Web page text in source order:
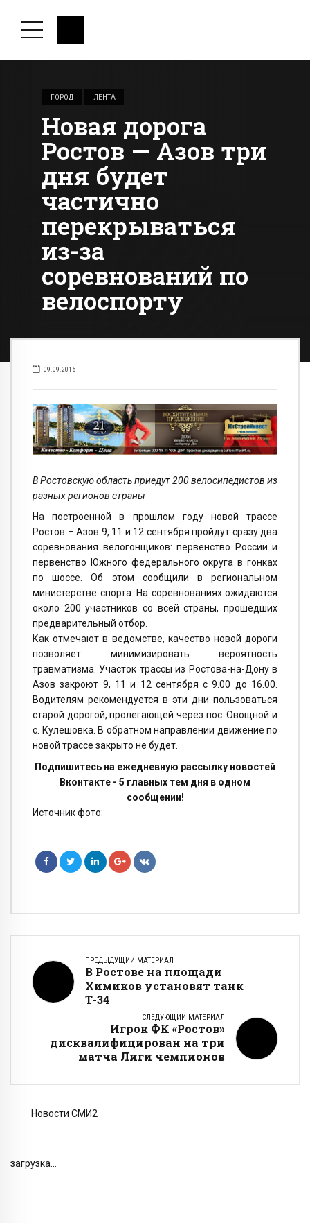
ГОРОД ЛЕНТА
Новая дорога
Ростов — Азов три
дня будет
частично
перекрываться
из-за
соревнований по
велоспорту
09.09.2016
В Ростовскую область приедут 200 велосипедистов из
разных регионов страны
На построенной в прошлом году новой трассе
Ростов – Азов 9, 11 и 12 сентября пройдут сразу два
соревнования велогонщиков: первенство России и
первенство Южного федерального округа в гонках
по шоссе. Об этом сообщили в региональном
министерстве спорта. На соревнованиях ожидаются
около 200 участников со всей страны, прошедших
предварительный отбор.
Как отмечают в ведомстве, качество новой дороги
позволяет минимизировать вероятность
травматизма. Участок трассы из Ростова-на-Дону в
Азов закроют 9, 11 и 12 сентября с 9.00 до 16.00.
Водителям рекомендуется в эти дни пользоваться
старой дорогой, пролегающей через пос. Овощной и
с. Кулешовка. В обратном направлении движение по
новой трассе закрыто не будет.
Подпишитесь на ежедневную рассылку новостей
Вконтакте - 5 главных тем дня в одном
сообщении!
Источник фото:
ПРЕДЫДУЩИЙ МАТЕРИАЛ
В Ростове на площади
Химиков установят танк
Т-34
СЛЕДУЮЩИЙ МАТЕРИАЛ
Игрок ФК «Ростов»
дисквалифицирован на три
матча Лиги чемпионов
Новости СМИ2
загрузка...